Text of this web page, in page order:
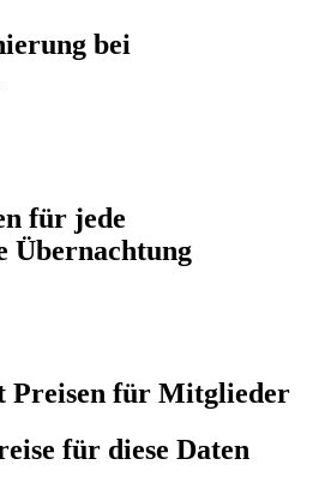
bei
für jede
Übernachtung
Preisen für Mitglieder
für diese Daten